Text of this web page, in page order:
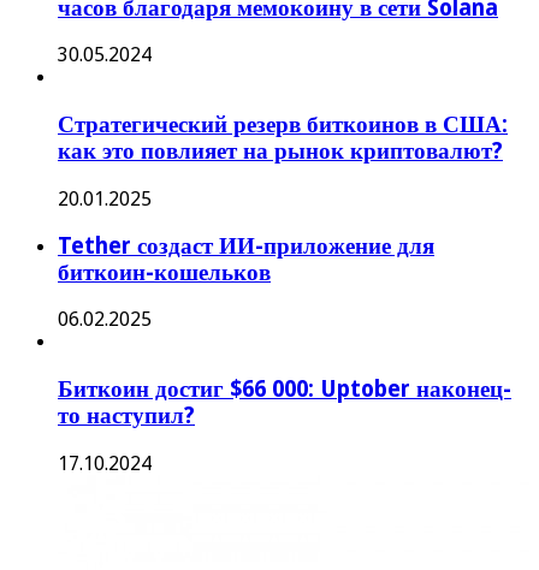
часов благодаря мемокоину в сети Solana
30.05.2024
Стратегический резерв биткоинов в США:
как это повлияет на рынок криптовалют?
20.01.2025
Tether создаст ИИ-приложение для
биткоин-кошельков
06.02.2025
Биткоин достиг $66 000: Uptober наконец-
то наступил?
17.10.2024